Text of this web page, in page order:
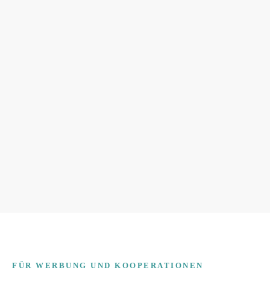
FÜR WERBUNG UND KOOPERATIONEN